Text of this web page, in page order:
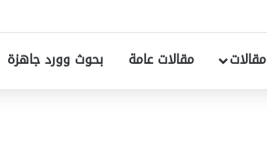
مقالات مقالات عامة بحوث وورد جاهزة